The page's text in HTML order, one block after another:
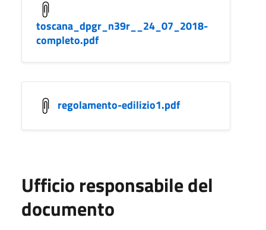
toscana_dpgr_n39r__24_07_2018-
completo.pdf
regolamento-edilizio1.pdf
Ufficio responsabile del
documento